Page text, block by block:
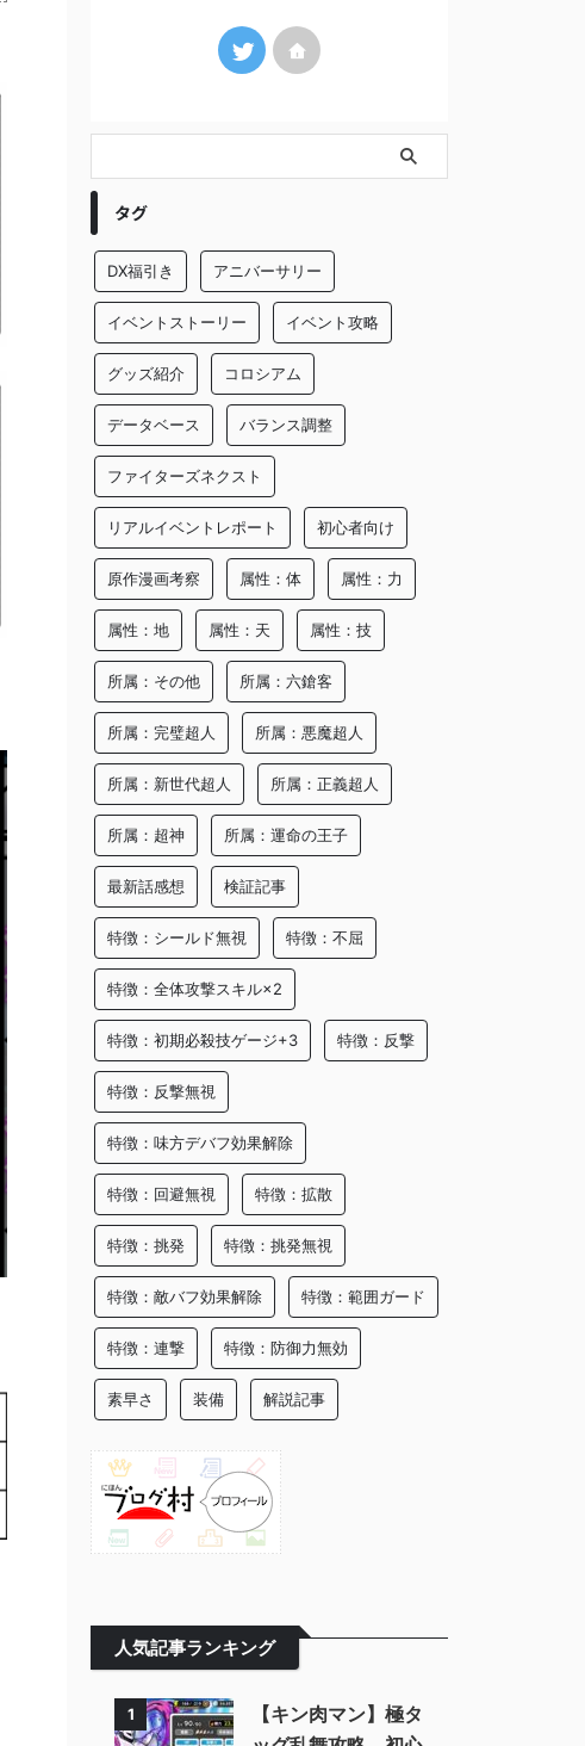
タグ
DX福引き アニバーサリー
イベントストーリー イベント攻略
グッズ紹介 コロシアム
データベース バランス調整
ファイターズネクスト
リアルイベントレポート 初心者向け
原作漫画考察 属性：体 属性：力
属性：地 属性：天 属性：技
所属：その他 所属：六鎗客
所属：完璧超人 所属：悪魔超人
所属：新世代超人 所属：正義超人
所属：超神 所属：運命の王子
最新話感想 検証記事
特徴：シールド無視 特徴：不屈
特徴：全体攻撃スキル×2
特徴：初期必殺技ゲージ+3 特徴：反撃
特徴：反撃無視
特徴：味方デバフ効果解除
特徴：回避無視 特徴：拡散
特徴：挑発 特徴：挑発無視
特徴：敵バフ効果解除 特徴：範囲ガード
特徴：連撃 特徴：防御力無効
素早さ 装備 解説記事
人気記事ランキング
1
【キン肉マン】極タ